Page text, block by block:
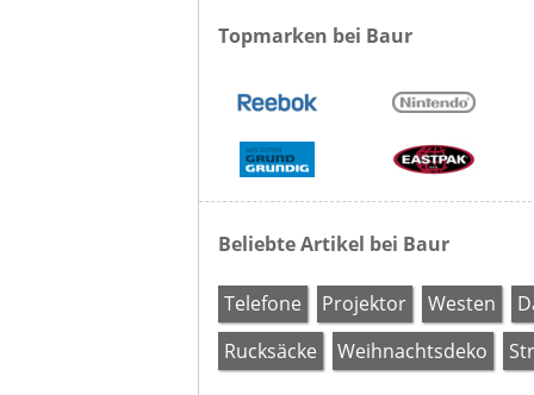
Topmarken bei Baur
Beliebte Artikel bei Baur
Telefone Projektor Westen
Rucksäcke
Weihnachtsdeko